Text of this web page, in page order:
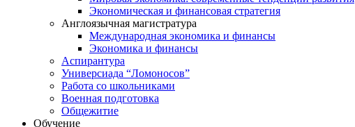
Экономическая и финансовая стратегия
Англоязычная магистратура
Международная экономика и финансы
Экономика и финансы
Аспирантура
Универсиада “Ломоносов”
Работа со школьниками
Военная подготовка
Общежитие
Обучение